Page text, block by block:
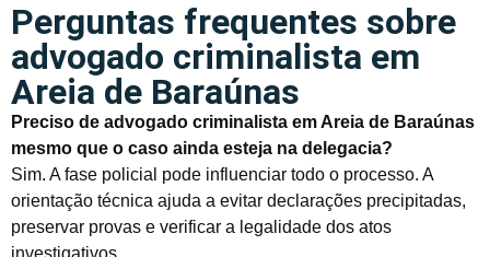
Perguntas frequentes sobre
advogado criminalista em
Areia de Baraúnas
Preciso de advogado criminalista em Areia de Baraúnas
mesmo que o caso ainda esteja na delegacia?
Sim. A fase policial pode influenciar todo o processo. A
orientação técnica ajuda a evitar declarações precipitadas,
preservar provas e verificar a legalidade dos atos